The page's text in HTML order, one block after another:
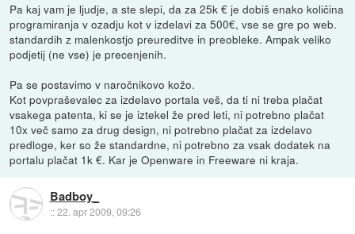
Pa kaj vam je ljudje, a ste slepi, da za 25k € je dobiš enako količina
programiranja v ozadju kot v izdelavi za 500€, vse se gre po web.
standardih z malenkostjo preureditve in preobleke. Ampak veliko
podjetij (ne vse) je precenjenih.
Pa se postavimo v naročnikovo kožo.
Kot povpraševalec za izdelavo portala veš, da ti ni treba plačat
vsakega patenta, ki se je iztekel že pred leti, ni potrebno plačat
10x več samo za drug design, ni potrebno plačat za izdelavo
predloge, ker so že standardne, ni potrebno za vsak dodatek na
portalu plačat 1k €. Kar je Openware in Freeware ni kraja.
Badboy_
::22. apr 2009, 09:26